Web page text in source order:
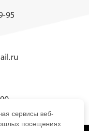
сервисы веб-
посещениях
95